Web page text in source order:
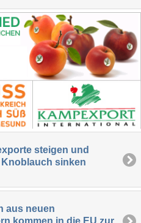
steigen und
Knoblauch sinken
aus neuen
kommen in die EU zur